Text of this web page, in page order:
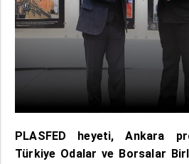
PLASFED heyeti, Ankara
Türkiye Odalar ve Borsalar